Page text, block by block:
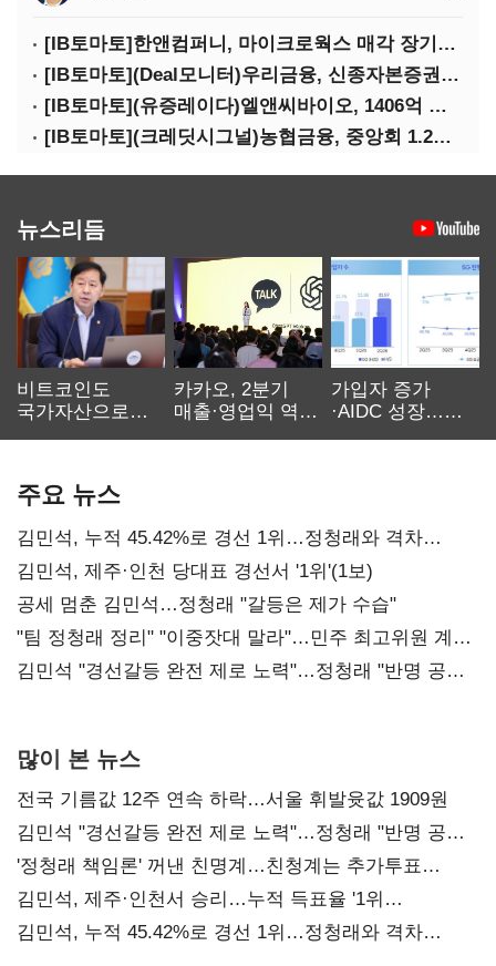
[IB토마토]한앤컴퍼니, 마이크로웍스 매각 장기화 대비…배당 회수판 깔았다
[IB토마토](Deal모니터)우리금융, 신종자본증권 발행했지만 차환금리 '부담'
[IB토마토](유증레이다)엘앤씨바이오, 1406억 유증…최대주주는 절반만 청약
[IB토마토](크레딧시그널)농협금융, 중앙회 1.2조 지원받아 생산적금융 확대
뉴스리듬
비트코인도
국가자산으로…'
카카오, 2분기
매출·영업익 역대
가입자 증가
·AIDC 성장…
주요 뉴스
김민석, 누적 45.42%로 경선 1위…정청래와 격차
0.86%p(2보)
김민석, 제주·인천 당대표 경선서 '1위'(1보)
공세 멈춘 김민석…정청래 "갈등은 제가 수습"
"팀 정청래 정리" "이중잣대 말라"…민주 최고위원 계파
다툼 격화
김민석 "경선갈등 완전 제로 노력"…정청래 "반명 공세
많이 본 뉴스
전국 기름값 12주 연속 하락…서울 휘발윳값 1909원
김민석 "경선갈등 완전 제로 노력"…정청래 "반명 공세
사과부터"
'정청래 책임론' 꺼낸 친명계…친청계는 추가투표
때리기
김민석, 제주·인천서 승리…누적 득표율 '1위
탈환'(종합)
김민석, 누적 45.42%로 경선 1위…정청래와 격차